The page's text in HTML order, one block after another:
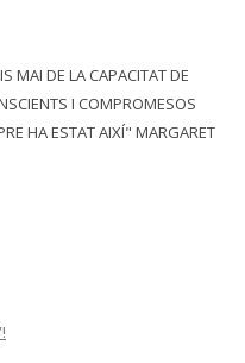
MAI DE LA CAPACITAT DE
I COMPROMESOS
HA ESTAT AIXÍ" MARGARET